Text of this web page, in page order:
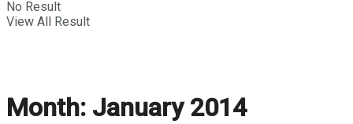
No Result
View All Result
Month: January 2014